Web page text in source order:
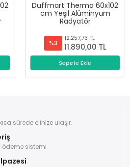
Duffmart Therma 60x102
cm Yeşil Alüminyum
Radyatör
%3
12.257,73 TL
11.890,00 TL
Sepete Ekle
sürede elinize ulaşır.
ödeme sistemi